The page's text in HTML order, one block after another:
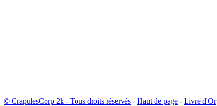
© CrapulesCorp 2k - Tous droits réservés - Haut de page - Livre d'Or